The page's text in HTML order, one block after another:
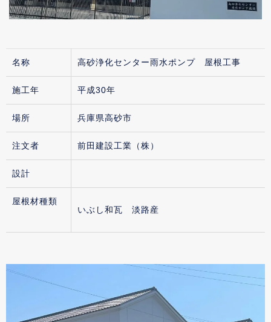
名称 高砂浄化センター雨水ポンプ 屋根工事
施工年 平成30年
場所 兵庫県高砂市
注文者 前田建設工業（株）
設計
屋根材種類
いぶし和瓦 淡路産